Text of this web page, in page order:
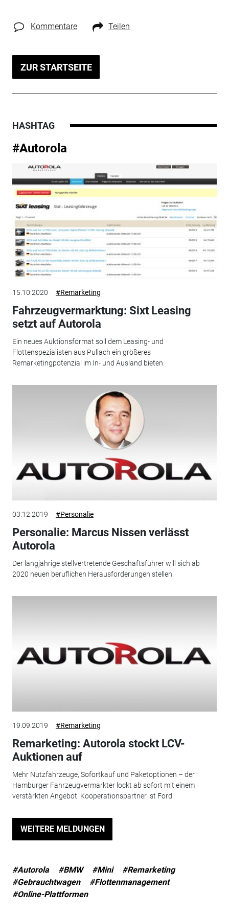
Kommentare Teilen
ZUR STARTSEITE
HASHTAG
#Autorola
15.10.2020 #Remarketing
Fahrzeugvermarktung: Sixt Leasing
setzt auf Autorola
Ein neues Auktionsformat soll dem Leasing- und
Flottenspezialisten aus Pullach ein größeres
Remarketingpotenzial im In- und Ausland bieten.
03.12.2019 #Personalie
Personalie: Marcus Nissen verlässt
Autorola
Der langjährige stellvertretende Geschäftsführer will sich ab
2020 neuen beruflichen Herausforderungen stellen.
19.09.2019 #Remarketing
Remarketing: Autorola stockt LCV-
Auktionen auf
Mehr Nutzfahrzeuge, Sofortkauf und Paketoptionen – der
Hamburger Fahrzeugvermarkter lockt ab sofort mit einem
verstärkten Angebot. Kooperationspartner ist Ford.
WEITERE MELDUNGEN
#Autorola #BMW #Mini
#Remarketing
#Gebrauchtwagen
#Flottenmanagement
#Online-Plattformen